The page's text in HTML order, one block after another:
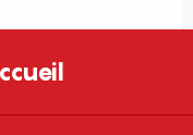
Ille-sur-Têt